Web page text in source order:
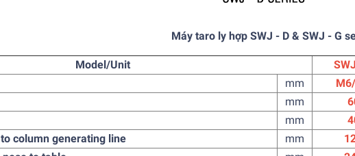
Máy taro ly hợp SWJ - D & SWJ - G
Model/Unit
mm
mm
mm
column generating line
mm